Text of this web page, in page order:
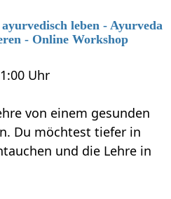
leben - Ayurveda
- Online Workshop
Uhr
von einem gesunden
Du möchtest tiefer in
und die Lehre in